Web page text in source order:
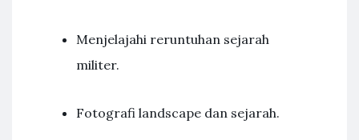
Menjelajahi reruntuhan sejarah
militer.
Fotografi landscape dan sejarah.